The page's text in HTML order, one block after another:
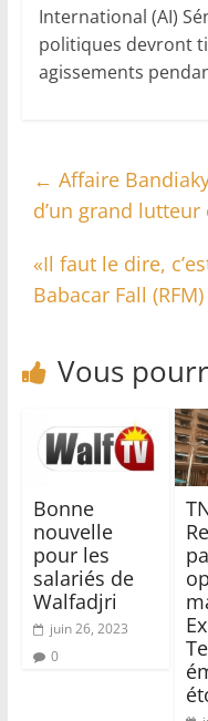
International (AI)
politiques devront
agissements
← Affaire
d’un grand
«Il faut le dire,
Babacar Fall (RFM)
Vous
Bonne
nouvelle
pour les
salariés de
Walfadjri
juin 26, 2023
0